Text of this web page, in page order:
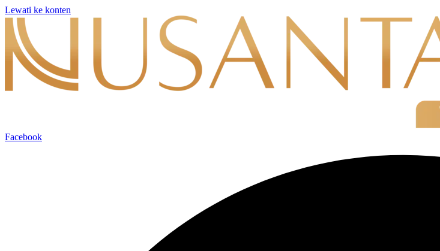
Lewati ke konten
Facebook